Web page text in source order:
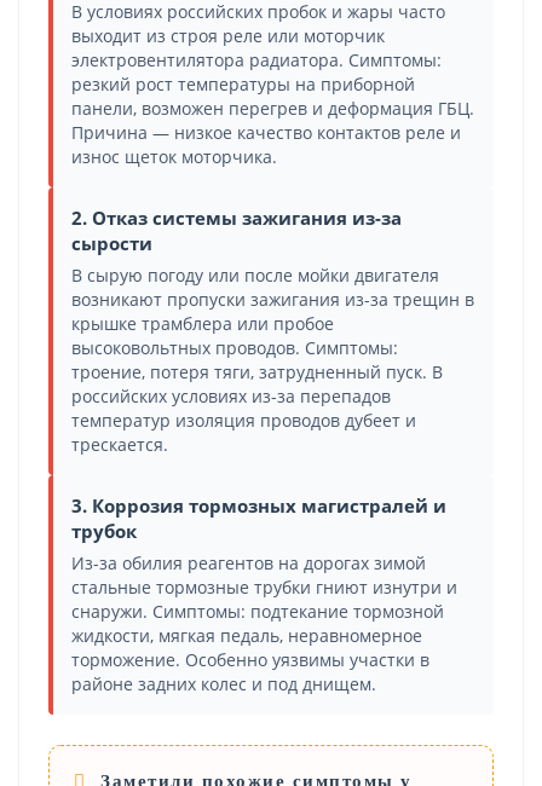
В условиях российских пробок и жары часто
выходит из строя реле или моторчик
электровентилятора радиатора. Симптомы:
резкий рост температуры на приборной
панели, возможен перегрев и деформация ГБЦ.
Причина — низкое качество контактов реле и
износ щеток моторчика.
2. Отказ системы зажигания из-за
сырости
В сырую погоду или после мойки двигателя
возникают пропуски зажигания из-за трещин в
крышке трамблера или пробое
высоковольтных проводов. Симптомы:
троение, потеря тяги, затрудненный пуск. В
российских условиях из-за перепадов
температур изоляция проводов дубеет и
трескается.
3. Коррозия тормозных магистралей и
трубок
Из-за обилия реагентов на дорогах зимой
стальные тормозные трубки гниют изнутри и
снаружи. Симптомы: подтекание тормозной
жидкости, мягкая педаль, неравномерное
торможение. Особенно уязвимы участки в
районе задних колес и под днищем.
Заметили похожие симптомы у